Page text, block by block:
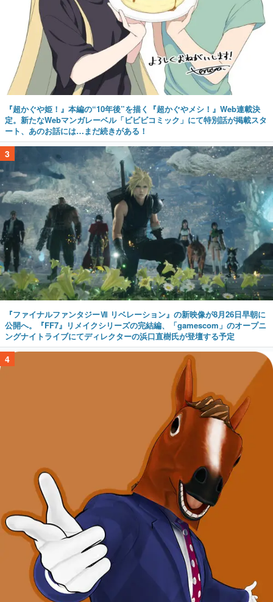
『超かぐや姫！』本編の“10年後”を描く『超かぐやメシ！』Web連載決
定。新たなWebマンガレーベル「ビビビコミック」にて特別話が掲載スタ
ート、あのお話には…まだ続きがある！
3
『ファイナルファンタジーⅦ リベレーション』の新映像が8月26日早朝に
公開へ。『FF7』リメイクシリーズの完結編、「gamescom」のオープニ
ングナイトライブにてディレクターの浜口直樹氏が登壇する予定
4